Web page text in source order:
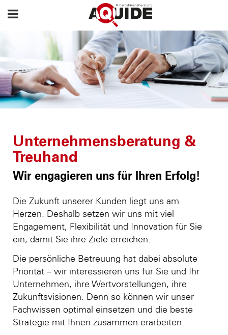
Unternehmensberatung &
Treuhand
Wir engagieren uns für Ihren Erfolg!
Die Zukunft unserer Kunden liegt uns am
Herzen. Deshalb setzen wir uns mit viel
Engagement, Flexibilität und Innovation für Sie
ein, damit Sie ihre Ziele erreichen.
Die persönliche Betreuung hat dabei absolute
Priorität – wir interessieren uns für Sie und Ihr
Unternehmen, ihre Wertvorstellungen, ihre
Zukunftsvisionen. Denn so können wir unser
Fachwissen optimal einsetzen und die beste
Strategie mit Ihnen zusammen erarbeiten.